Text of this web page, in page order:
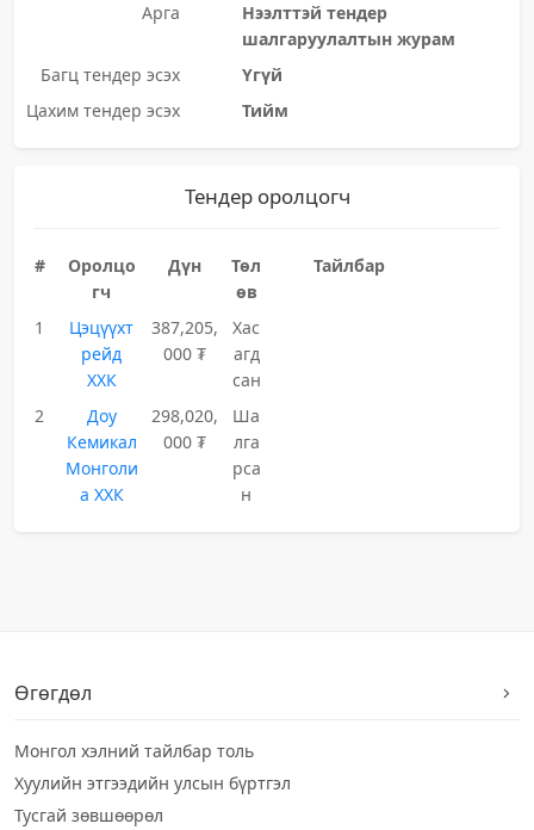
Арга
Нээлттэй тендер
шалгаруулалтын журам
Багц тендер эсэх
Үгүй
Цахим тендер эсэх
Тийм
Тендер оролцогч
#
Оролцо
гч
Дүн
Төл
өв
Тайлбар
1
Цэцүүхт
рейд
ХХК
387,205,
000 ₮
Хас
агд
сан
2
Доу
Кемикал
Монголи
а ХХК
298,020,
000 ₮
Ша
лга
рса
н
Өгөгдөл
Монгол хэлний тайлбар толь
Хуулийн этгээдийн улсын бүртгэл
Тусгай зөвшөөрөл